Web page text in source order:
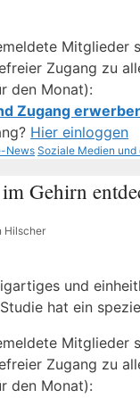
Mitglieder
Zugang zu
den Monat):
Zugang
Hier einloggen
News Schlagwörter
Soziale Medien und
Gehirn
Hilscher
und
hat ein
Mitglieder
Zugang zu
den Monat):